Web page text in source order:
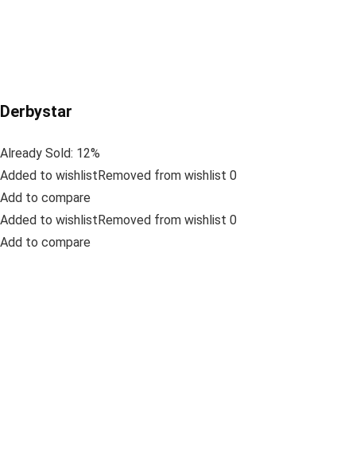
Derbystar
Already Sold: 12%
Added to wishlistRemoved from wishlist 0
Add to compare
Added to wishlistRemoved from wishlist 0
Add to compare